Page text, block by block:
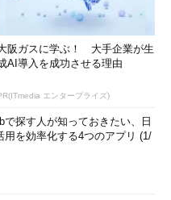
阪ガスに学ぶ！ 大手企業が生
AI導入を成功させる理由
エンタープライズ)
で探す人が知っておきたい、日
用を効率化する4つのアプリ (1/